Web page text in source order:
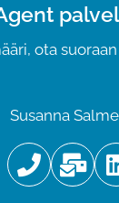
ota
Susanna